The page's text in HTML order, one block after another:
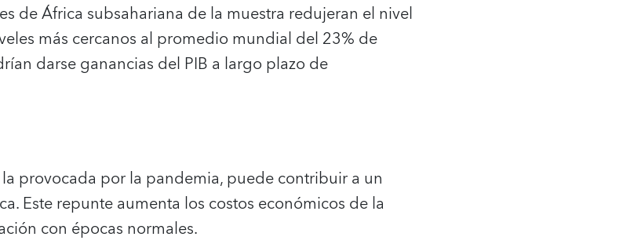
de África subsahariana de la muestra redujeran el nivel
más cercanos al promedio mundial del 23% de
darse ganancias del PIB a largo plazo de
provocada por la pandemia, puede contribuir a un
Este repunte aumenta los costos económicos de la
con épocas normales.